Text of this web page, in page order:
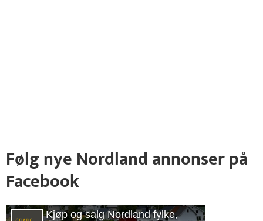
Følg nye Nordland annonser på
Facebook
Kjøp og salg Nordland fylke,